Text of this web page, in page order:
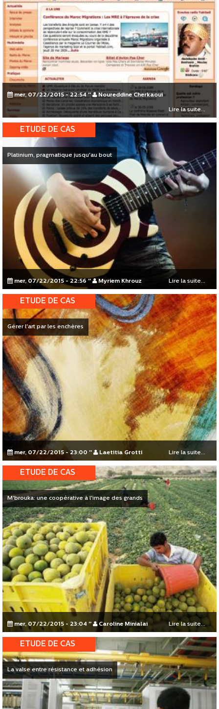
mer, 07/22/2015 - 22:54" Noureddine Cherkaoui
Lire la suite...
Platinium, pragmatique jusqu'au bout
ETUDE DE CAS
mer, 07/22/2015 - 22:56 " Myriem Khrouz Lire la suite...
Gérer l'art par les enchères
ETUDE DE CAS
mer, 07/22/2015 - 23:00 " Laetitia Grotti Lire la suite...
M'brouka: une coopérative à l'image des grands
ETUDE DE CAS
mer, 07/22/2015 - 23:04 " Caroline Minialai Lire la suite...
La valse entre résistance et adhésion
ETUDE DE CAS